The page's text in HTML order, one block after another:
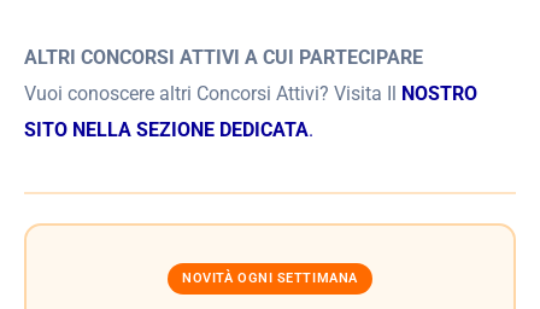
ALTRI CONCORSI ATTIVI A CUI PARTECIPARE
Vuoi conoscere altri Concorsi Attivi? Visita Il NOSTRO
SITO NELLA SEZIONE DEDICATA.
NOVITÀ OGNI SETTIMANA